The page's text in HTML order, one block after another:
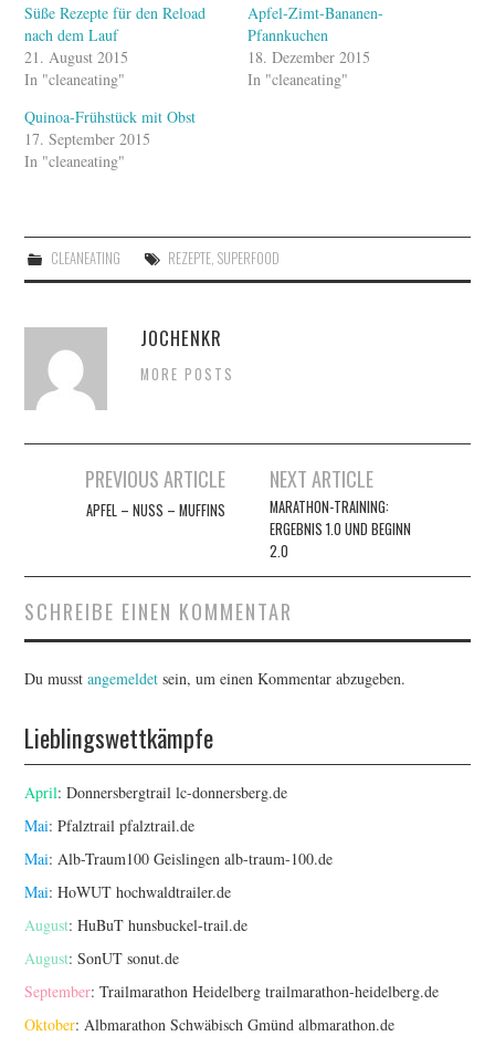
Süße Rezepte für den Reload
nach dem Lauf
21. August 2015
In "cleaneating"
Apfel-Zimt-Bananen-
Pfannkuchen
18. Dezember 2015
In "cleaneating"
Quinoa-Frühstück mit Obst
17. September 2015
In "cleaneating"
CLEANEATING REZEPTE, SUPERFOOD
JOCHENKR
MORE POSTS
Artikel-
Navigation
PREVIOUS ARTICLE
APFEL – NUSS – MUFFINS
NEXT ARTICLE
MARATHON-TRAINING:
ERGEBNIS 1.0 UND BEGINN
2.0
SCHREIBE EINEN KOMMENTAR
Du musstangemeldet sein, um einen Kommentar abzugeben.
Lieblingswettkämpfe
April: Donnersbergtraillc-donnersberg.de
Mai: Pfalztrailpfalztrail.de
Mai: Alb-Traum100 Geislingenalb-traum-100.de
Mai: HoWUThochwaldtrailer.de
August: HuBuThunsbuckel-trail.de
August: SonUTsonut.de
September: Trailmarathon Heidelbergtrailmarathon-heidelberg.de
Oktober: Albmarathon Schwäbisch Gmündalbmarathon.de